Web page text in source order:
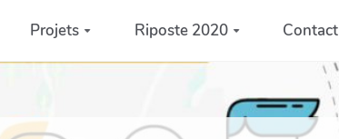
Projets Riposte 2020 Contact